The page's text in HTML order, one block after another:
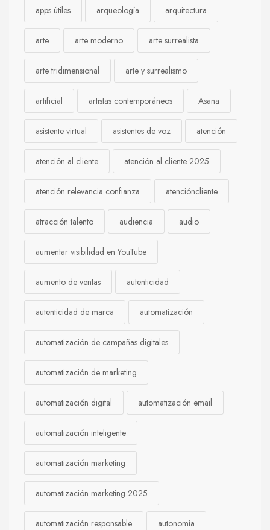
apps útiles arqueología arquitectura
arte arte moderno arte surrealista
arte tridimensional arte y surrealismo
artificial artistas contemporáneos Asana
asistente virtual asistentes de voz atención
atención al cliente atención al cliente 2025
atención relevancia confianza atencióncliente
atracción talento audiencia audio
aumentar visibilidad en YouTube
aumento de ventas autenticidad
autenticidad de marca automatización
automatización de campañas digitales
automatización de marketing
automatización digital automatización email
automatización inteligente
automatización marketing
automatización marketing 2025
automatización responsable autonomía